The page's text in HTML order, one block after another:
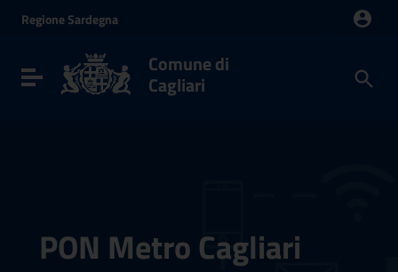
Vai al menu di navigazione
RegioneSardegna
Toggle navigation Comune di
Cagliari
PON Metro Cagliari